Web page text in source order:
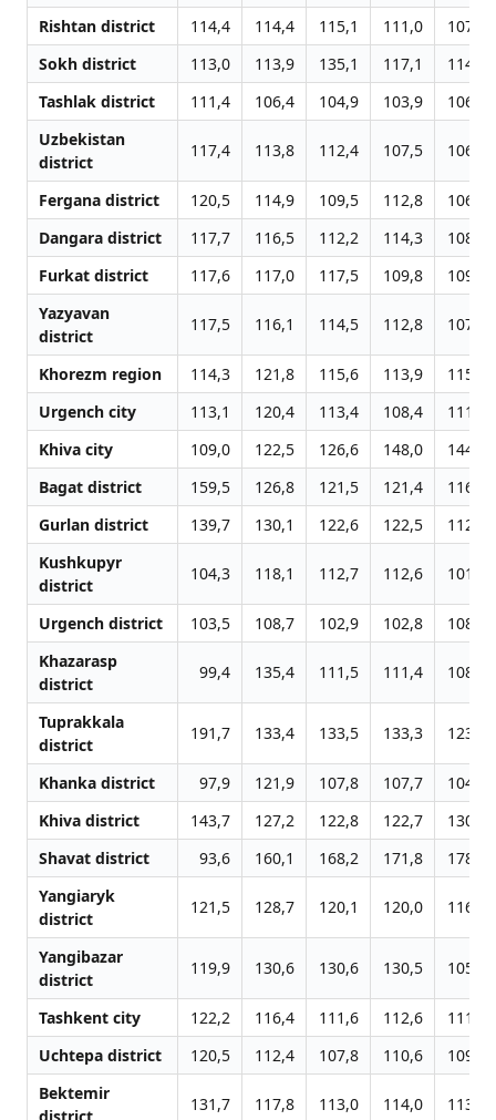
Rishtan district 114,4 114,4 115,1 111,0
107,4
Sokh district
113,0 113,9 135,1 117,1
114,8
Tashlak district
111,4 106,4 104,9 103,9
106,7
Uzbekistan
district
117,4 113,8 112,4 107,5 106,2
Fergana district 120,5 114,9 109,5 112,8
106,6
Dangara district
117,7 116,5 112,2 114,3
108,6
Furkat district
117,6 117,0 117,5 109,8
109,2
Yazyavan
district
117,5 116,1 114,5 112,8 107,4
Khorezm region 114,3 121,8 115,6 113,9
115,2
Urgench city
113,1 120,4 113,4 108,4
111,6
Khiva city
109,0 122,5 126,6 148,0
144,6
Bagat district
159,5 126,8 121,5 121,4
116,1
Gurlan district
139,7 130,1 122,6 122,5
112,5
Kushkupyr
district
104,3 118,1 112,7 112,6 101,7
Urgench district 103,5 108,7 102,9 102,8
108,8
Khazarasp
district
99,4 135,4 111,5 111,4 108,8
Tuprakkala
district
191,7 133,4 133,5 133,3 123,7
Khanka district 97,9 121,9 107,8 107,7
104,4
Khiva district
143,7 127,2 122,8 122,7
130,4
Shavat district
93,6 160,1 168,2 171,8
178,0
Yangiaryk
district
121,5 128,7 120,1 120,0 116,7
Yangibazar
district
119,9 130,6 130,6 130,5 105,4
Tashkent city 122,2 116,4 111,6 112,6
111,6
Uchtepa district
120,5 112,4 107,8 110,6
109,7
Bektemir
131,7 117,8 113,0 114,0 113,0